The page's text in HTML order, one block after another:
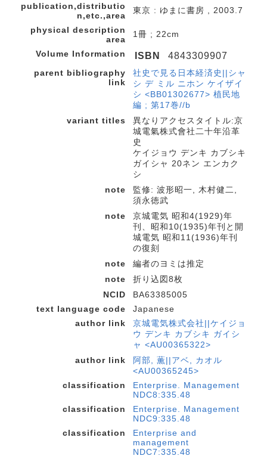
publication,distributio
n,etc.,area
東京 : ゆまに書房 , 2003.7
physical description
area
1冊 ; 22cm
Volume Information ISBN 4843309907
parent bibliography
link
社史で見る日本経済史||シャ
シ デ ミル ニホン ケイザイ
シ <BB01302677> 植民地
編 ; 第17巻//b
variant titles
異なりアクセスタイトル:京
城電氣株式會社二十年沿革
史
ケイジョウ デンキ カブシキ
ガイシャ 20ネン エンカク
シ
note
監修: 波形昭一, 木村健二,
須永徳武
note
京城電気 昭和4(1929)年
刊、昭和10(1935)年刊と開
城電気 昭和11(1936)年刊
の復刻
note
編者のヨミは推定
note
折り込図8枚
NCID
BA63385005
text language code
Japanese
author link
京城電気株式会社||ケイジョ
ウ デンキ カブシキ ガイシ
ャ <AU00365322>
author link
阿部, 薫||アベ, カオル
<AU00365245>
classification
Enterprise. Management
NDC8:335.48
classification
Enterprise. Management
NDC9:335.48
classification
Enterprise and
management
NDC7:335.48